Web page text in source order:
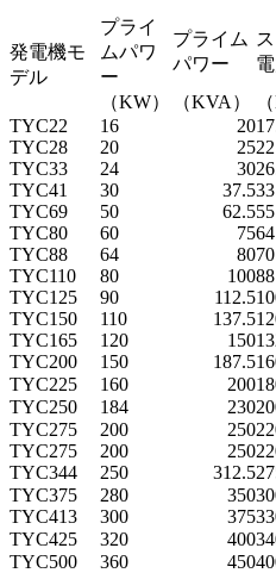
発電機モ
デル
プライ
ムパワ
ー
プライム
パワー
（KW）
（KVA）
TYC22
16 20
TYC28
20 2522
TYC33
24 30
TYC41
30 37.533
TYC69
50 62.555
TYC80
60 7564
TYC88
64 8070
TYC110
80 10088
TYC125
90 112.5
TYC150
110 137.5
TYC165
120 150
TYC200
150 187.5
TYC225
160 200
TYC250
184 230
TYC275
200 250
TYC275
200 250
TYC344
250 312.5
TYC375
280 350
TYC413
300 375
TYC425
320 400
TYC500
360 450